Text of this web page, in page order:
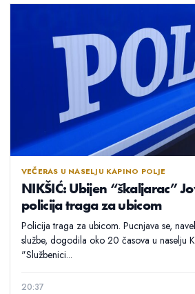
VEČERAS U NASELJU KAPINO POLJE
NIKŠIĆ: Ubijen “škaljarac”
policija traga za ubicom
Policija traga za ubicom. Pucnjava se,
službe, dogodila oko 20 časova u naselju
"Službenici...
20:37